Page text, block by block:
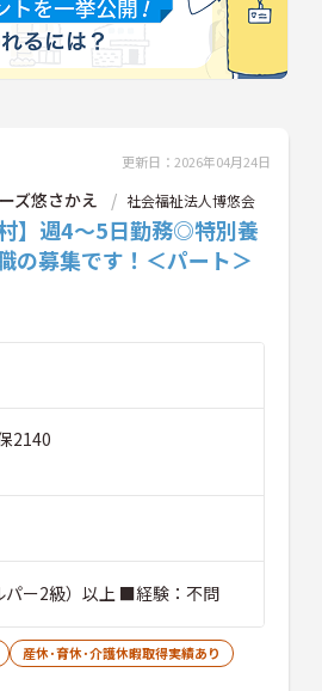
更新日：2026年04月24日
ズ悠さかえ 社会福祉法人博悠会
】週4～5日勤務◎特別養
の募集です！＜パート＞
2140
ー2級）以上 ■経験：不問
産休･育休･介護休暇取得実績あり